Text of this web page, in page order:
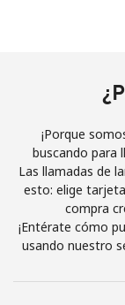
Al abrir una
¡Porque
buscando para
Las llamadas de
esto: elige
compra
¡Entérate cómo
usando nuestro